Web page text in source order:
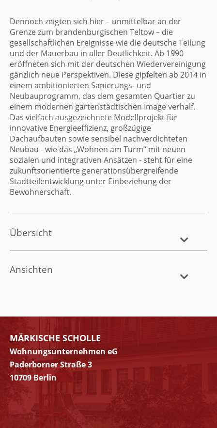
Dennoch zeigten sich hier – unmittelbar an der
Grenze zum brandenburgischen Teltow – die
gesellschaftlichen Ereignisse wie die deutsche Teilung
und der Mauerbau in aller Deutlichkeit. Ab 1990
eröffneten sich mit der deutschen Wiedervereinigung
gänzlich neue Perspektiven. Diese gipfelten ab 2014 in
einem ambitionierten Sanierungs- und
Neubauprogramm, das dem gesamten Quartier zu
einem modernen gartenstädtischen Image verhalf.
Das vielfach ausgezeichnete Modellprojekt für
innovative Energieeffizienz, großzügige
Dachaufbauten sowie sensibel nachverdichteten
Neubau - wie das „Wohnen am Turm“ mit neuen
sozialen und integrativen Ansätzen - steht für eine
zukunftsorientierte generationsübergreifende
Stadtteilentwicklung unter Einbeziehung der
Bewohnerschaft.
Übersicht
Ansichten
MÄRKISCHE SCHOLLE
Wohnungsunternehmen eG
Paderborner Straße 3
10709 Berlin